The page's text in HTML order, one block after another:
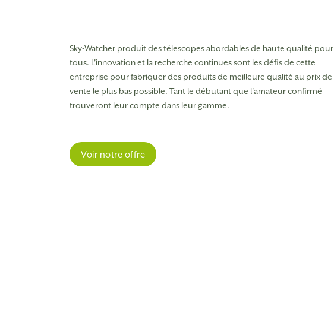
Sky-Watcher produit des télescopes abordables de haute qualité pour
tous. L'innovation et la recherche continues sont les défis de cette
entreprise pour fabriquer des produits de meilleure qualité au prix de
vente le plus bas possible. Tant le débutant que l'amateur confirmé
trouveront leur compte dans leur gamme.
Voir notre offre